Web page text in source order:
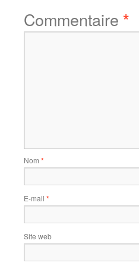
Commentaire *
Nom *
E-mail *
Site web